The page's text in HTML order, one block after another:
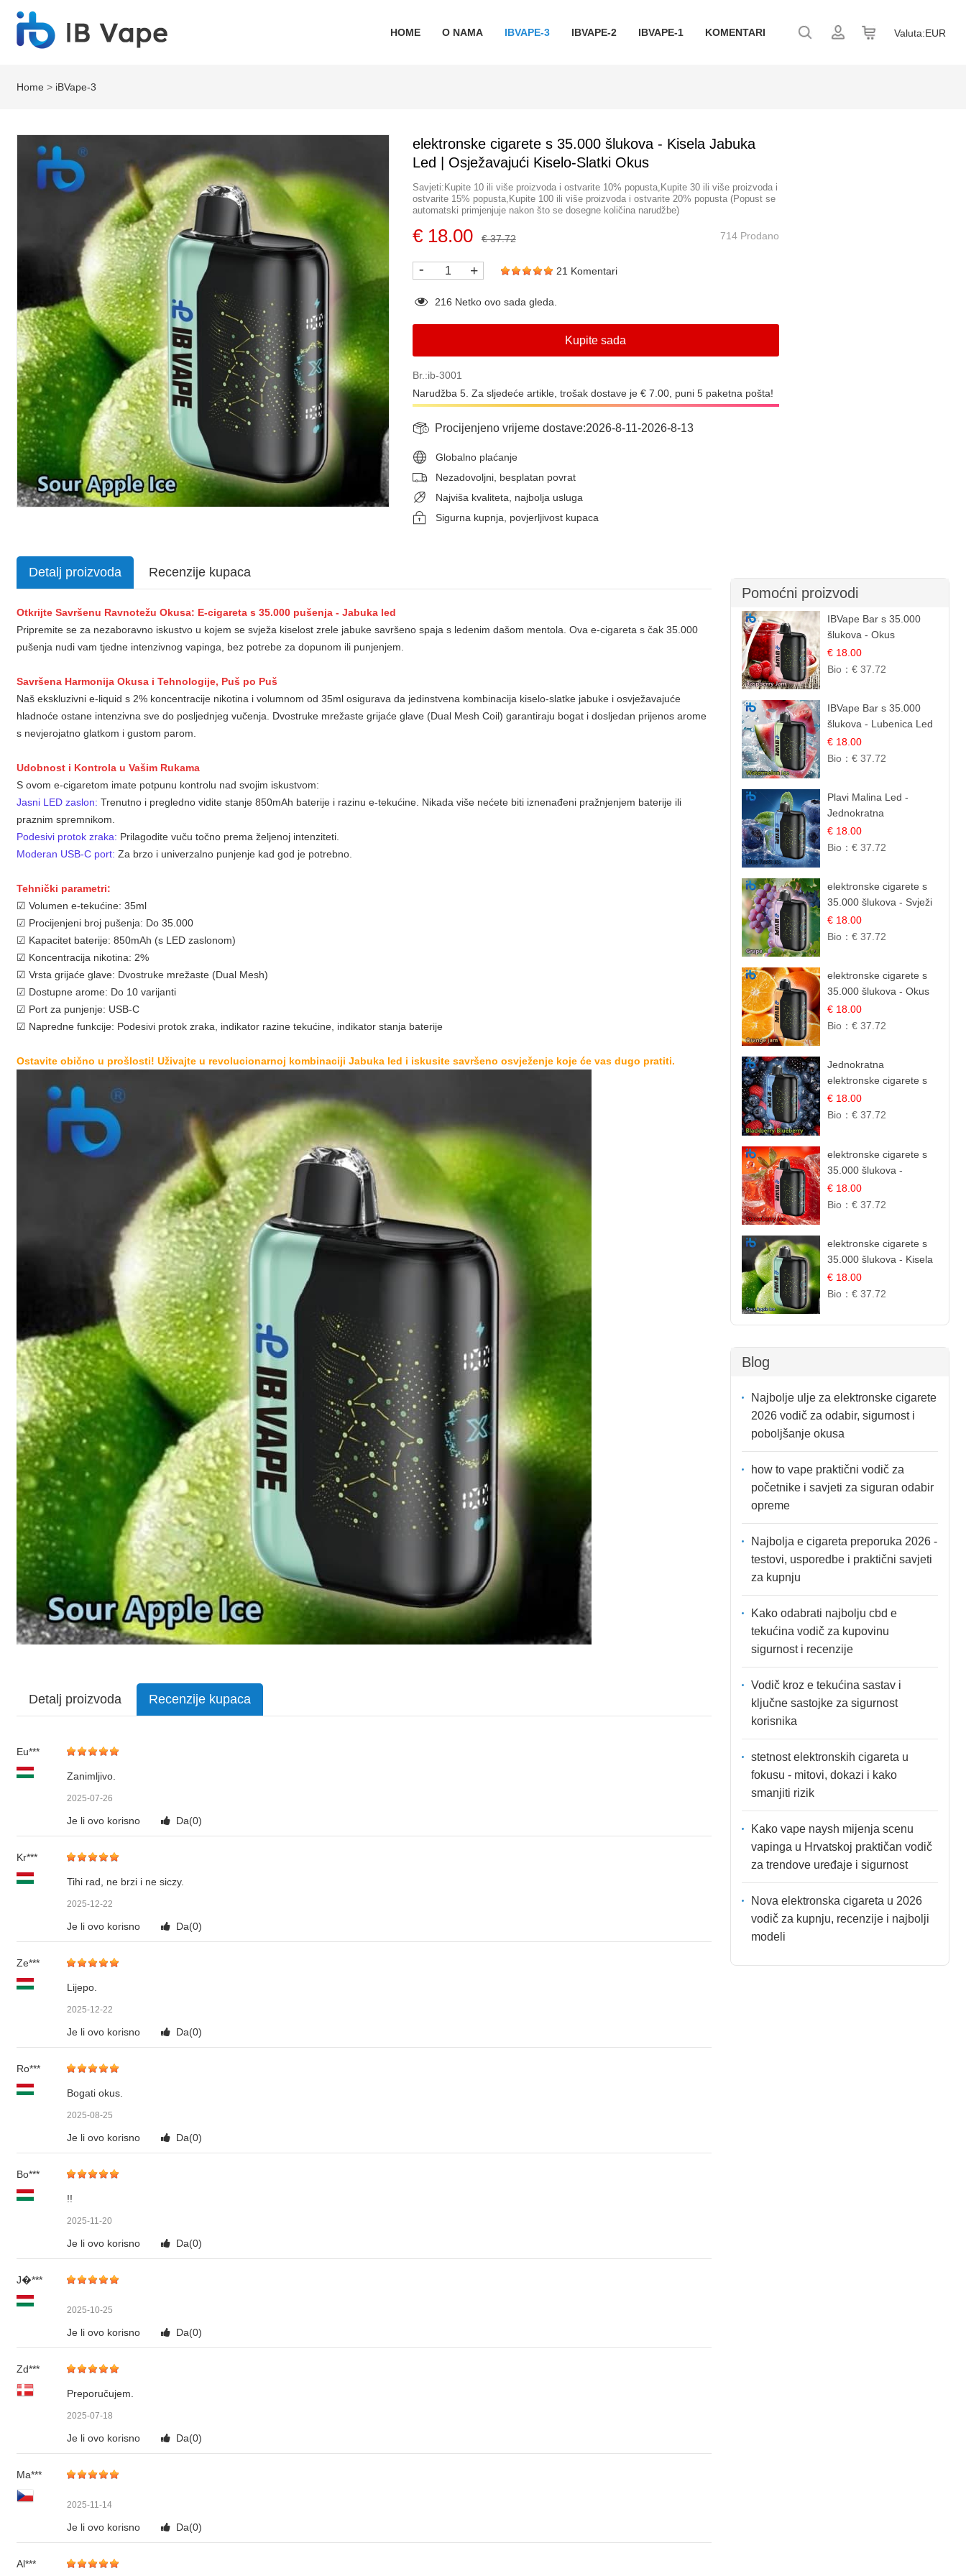
Valuta:EUR
HOME O NAMA IBVAPE-3 IBVAPE-2 IBVAPE-1 KOMENTARI
Home > iBVape-3
elektronske cigarete s 35.000 šlukova - Kisela Jabuka
Led | Osježavajući Kiselo-Slatki Okus
Savjeti:Kupite 10 ili više proizvoda i ostvarite 10% popusta,Kupite 30 ili više proizvoda i
ostvarite 15% popusta,Kupite 100 ili više proizvoda i ostvarite 20% popusta (Popust se
automatski primjenjuje nakon što se dosegne količina narudžbe)
€ 18.00 € 37.72 714 Prodano
- + 21 Komentari
216 Netko ovo sada gleda.
Kupite sada
Br.:ib-3001
Narudžba 5. Za sljedeće artikle, trošak dostave je € 7.00, puni 5 paketna pošta!
Procijenjeno vrijeme dostave:2026-8-11-2026-8-13
Globalno plaćanje
Nezadovoljni, besplatan povrat
Najviša kvaliteta, najbolja usluga
Sigurna kupnja, povjerljivost kupaca
Detalj proizvoda Recenzije kupaca
Otkrijte Savršenu Ravnotežu Okusa: E-cigareta s 35.000 pušenja - Jabuka led
Pripremite se za nezaboravno iskustvo u kojem se svježa kiselost zrele jabuke savršeno spaja s ledenim dašom mentola. Ova e-cigareta s čak 35.000
pušenja nudi vam tjedne intenzivnog vapinga, bez potrebe za dopunom ili punjenjem.
Savršena Harmonija Okusa i Tehnologije, Puš po Puš
Naš ekskluzivni e-liquid s 2% koncentracije nikotina i volumnom od 35ml osigurava da jedinstvena kombinacija kiselo-slatke jabuke i osvježavajuće
hladnoće ostane intenzivna sve do posljednjeg vučenja. Dvostruke mrežaste grijaće glave (Dual Mesh Coil) garantiraju bogat i dosljedan prijenos arome
s nevjerojatno glatkom i gustom parom.
Udobnost i Kontrola u Vašim Rukama
S ovom e-cigaretom imate potpunu kontrolu nad svojim iskustvom:
Jasni LED zaslon:Trenutno i pregledno vidite stanje 850mAh baterije i razinu e-tekućine. Nikada više nećete biti iznenađeni pražnjenjem baterije ili
praznim spremnikom.
Podesivi protok zraka: Prilagodite vuču točno prema željenoj intenziteti.
Moderan USB-C port:Za brzo i univerzalno punjenje kad god je potrebno.
Tehnički parametri:
☑ Volumen e-tekućine: 35ml
☑ Procijenjeni broj pušenja: Do 35.000
☑ Kapacitet baterije: 850mAh (s LED zaslonom)
☑ Koncentracija nikotina: 2%
☑ Vrsta grijaće glave: Dvostruke mrežaste (Dual Mesh)
☑ Dostupne arome: Do 10 varijanti
☑ Port za punjenje: USB-C
☑ Napredne funkcije: Podesivi protok zraka, indikator razine tekućine, indikator stanja baterije
Ostavite obično u prošlosti! Uživajte u revolucionarnoj kombinaciji Jabuka led i iskusite savršeno osvježenje koje će vas dugo pratiti.
Detalj proizvoda Recenzije kupaca
Eu***
Zanimljivo.
2025-07-26
Je li ovo korisno Da(0)
Kr***
Tihi rad, ne brzi i ne siczy.
2025-12-22
Je li ovo korisno Da(0)
Ze***
Lijepo.
2025-12-22
Je li ovo korisno Da(0)
Ro***
Bogati okus.
2025-08-25
Je li ovo korisno Da(0)
Bo***
!!
2025-11-20
Je li ovo korisno Da(0)
J�***
2025-10-25
Je li ovo korisno Da(0)
Zd***
Preporučujem.
2025-07-18
Je li ovo korisno Da(0)
Ma***
2025-11-14
Je li ovo korisno Da(0)
Al***
Pomoćni proizvodi
IBVape Bar s 35.000
šlukova - Okus
Malinova Džema |
Slatka Voćna Aroma
€ 18.00
Bio： € 37.72
IBVape Bar s 35.000
šlukova - Lubenica Led
| Osježavajući Ljetni
Okus
€ 18.00
Bio： € 37.72
Plavi Malina Led -
Jednokratna
elektronske cigarete s
35.000 šlukova | IBVape
€ 18.00
Bio： € 37.72
elektronske cigarete s
35.000 šlukova - Svježi
Groždje | Osježavajuća
Voćna Aroma
€ 18.00
Bio： € 37.72
elektronske cigarete s
35.000 šlukova - Okus
Narančinog Džema |
Dugotrajno Iskustvo
€ 18.00
Bio： € 37.72
Jednokratna
elektronske cigarete s
35.000 šlukova - Kupina
& Borovnica | Intenzivna
€ 18.00
Bio： € 37.72
elektronske cigarete s
35.000 šlukova -
Jagoda Led | Ohladivši i
Osježavajući Okus
€ 18.00
Bio： € 37.72
elektronske cigarete s
35.000 šlukova - Kisela
Jabuka Led |
Osježavajući Kiselo-
€ 18.00
Bio： € 37.72
Blog
Najbolje ulje za elektronske cigarete
2026 vodič za odabir, sigurnost i
poboljšanje okusa
how to vape praktični vodič za
početnike i savjeti za siguran odabir
opreme
Najbolja e cigareta preporuka 2026 -
testovi, usporedbe i praktični savjeti
za kupnju
Kako odabrati najbolju cbd e
tekućina vodič za kupovinu
sigurnost i recenzije
Vodič kroz e tekućina sastav i
ključne sastojke za sigurnost
korisnika
stetnost elektronskih cigareta u
fokusu - mitovi, dokazi i kako
smanjiti rizik
Kako vape naysh mijenja scenu
vapinga u Hrvatskoj praktičan vodič
za trendove uređaje i sigurnost
Nova elektronska cigareta u 2026
vodič za kupnju, recenzije i najbolji
modeli